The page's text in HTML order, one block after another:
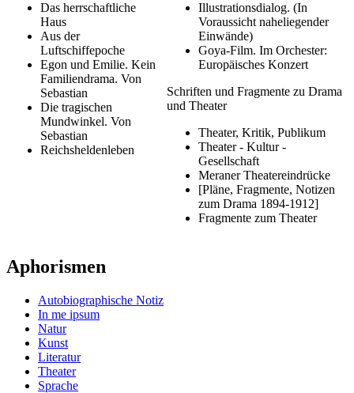
Das herrschaftliche
Haus
Aus der
Luftschiffepoche
Egon und Emilie. Kein
Familiendrama. Von
Sebastian
Die tragischen
Mundwinkel. Von
Sebastian
Reichsheldenleben
Illustrationsdialog. (In
Voraussicht naheliegender
Einwände)
Goya-Film. Im Orchester:
Europäisches Konzert
Schriften und Fragmente zu Drama
und Theater
Theater, Kritik, Publikum
Theater - Kultur -
Gesellschaft
Meraner Theatereindrücke
[Pläne, Fragmente, Notizen
zum Drama 1894-1912]
Fragmente zum Theater
Aphorismen
Autobiographische Notiz
In me ipsum
Natur
Kunst
Literatur
Theater
Sprache